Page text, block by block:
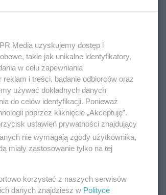
Media uzyskujemy dostęp i
takie jak unikalne identyfikatory,
w celu zapewniania
i treści, badanie odbiorców oraz
używać dokładnych danych
do celów identyfikacji. Ponieważ
poprzez kliknięcie „Akceptuję”.
ustawień prywatności znajdujący
nie wymagają zgody użytkownika,
miały zastosowanie tylko na tej
korzystać z naszych serwisów
danych znajdziesz w Polityce